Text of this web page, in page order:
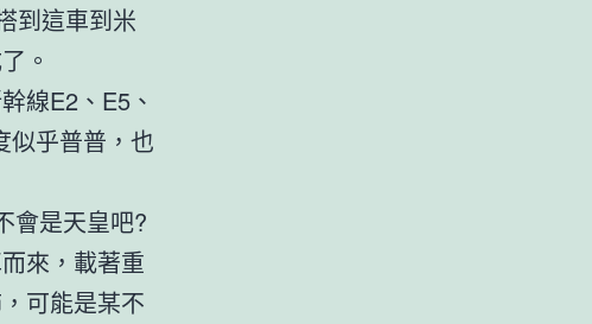
到這車到米
。
線E2、E5、
似乎普普，也
會是天皇吧?
來，載著重
可能是某不